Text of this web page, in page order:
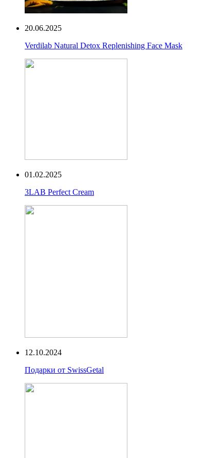
20.06.2025
Verdilab Natural Detox Replenishing Face Mask
01.02.2025
3LAB Perfect Cream
12.10.2024
Подарки от SwissGetal